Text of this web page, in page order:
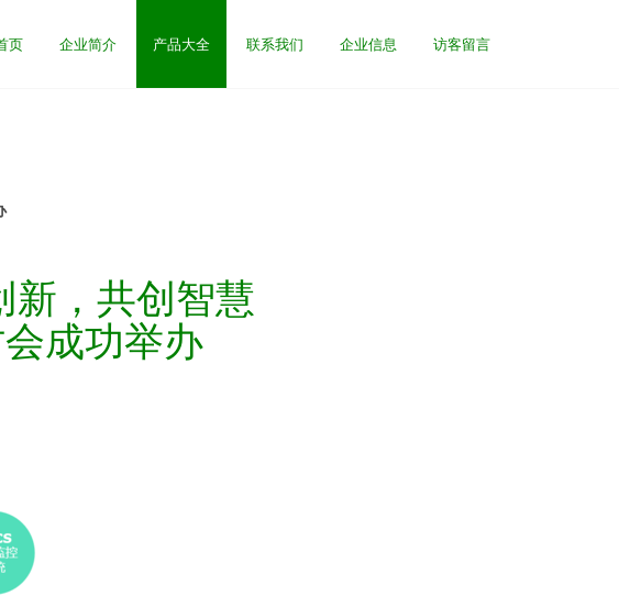
页 企业简介 产品大全 联系我们 企业信息 访客留言
新，共创智慧
成功举办